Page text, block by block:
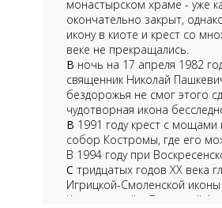
монастырском храме - уже
окончательно закрыт,
икону в киоте и крест со
веке не прекращались.
В ночь на 17 апреля 1982
священник Николай
бездорожья не смог этого
чудотворная икона
В 1991 году крест с мощами
собор Костромы, где его
В 1994 году при
С тридцатых годов XX века
Игрицкой-Смоленской
Костромской и Галичский